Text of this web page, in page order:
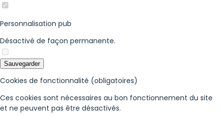
Personnalisation pub
Désactivé de façon permanente.
Sauvegarder
Cookies de fonctionnalité (obligatoires)
Ces cookies sont nécessaires au bon fonctionnement du site
et ne peuvent pas être désactivés.